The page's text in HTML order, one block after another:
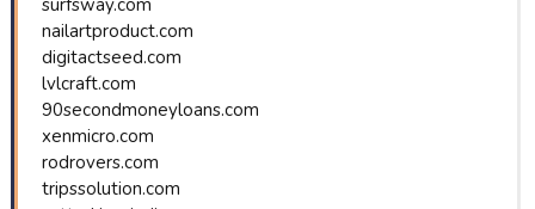
nailartproduct.com
digitactseed.com
lvlcraft.com
90secondmoneyloans.com
xenmicro.com
rodrovers.com
tripssolution.com